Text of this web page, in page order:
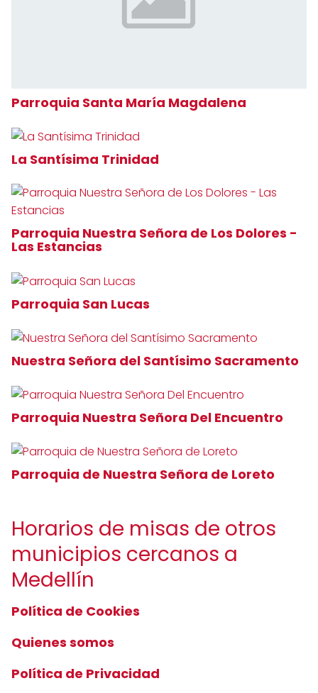
Parroquia Santa María Magdalena
La Santísima Trinidad
Parroquia Nuestra Señora de Los Dolores -
Las Estancias
Parroquia San Lucas
Nuestra Señora del Santísimo Sacramento
Parroquia Nuestra Señora Del Encuentro
Parroquia de Nuestra Señora de Loreto
Horarios de misas de otros
municipios cercanos a
Medellín
Política de Cookies
Quienes somos
Política de Privacidad